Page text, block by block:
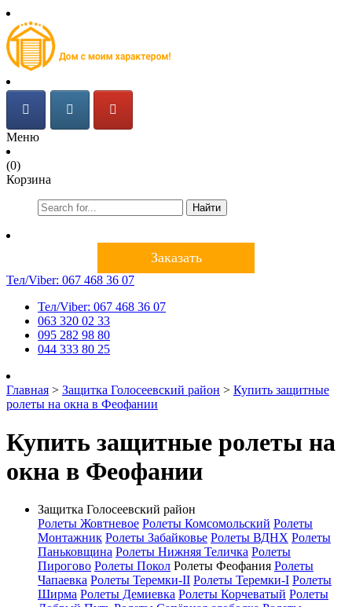
Меню
(0)
Корзина
Найти
Заказать
Тел/Viber: 067 468 36 07
Тел/Viber: 067 468 36 07
063 320 02 33
095 282 98 80
044 333 80 25
Главная > Защитка Голосеевский район > Купить защитные
ролеты на окна в Феофании
Купить защитные ролеты на
окна в Феофании
Защитка Голосеевский район
Ролеты Жовтневое Ролеты Комсомольский Ролеты
Монтажник Ролеты Забайковье Ролеты ВДНХ Ролеты
Паньковщина Ролеты Нижняя Теличка Ролеты
Пирогово Ролеты Покол Ролеты Феофания Ролеты
Чапаевка Ролеты Теремки-II Ролеты Теремки-I Ролеты
Ширма Ролеты Демиевка Ролеты Корчеватый Ролеты